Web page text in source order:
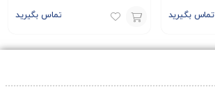
تماس بگیرید تماس بگیرید
سبد